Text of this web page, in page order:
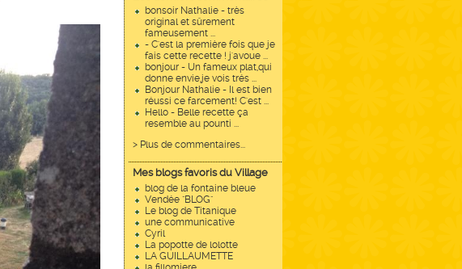
bonsoir Nathalie - très
original et sûrement
fameusement ...
- C'est la première fois que je
fais cette recette ! j'avoue ...
bonjour - Un fameux plat,qui
donne envie,je vois trés ...
Bonjour Nathalie - Il est bien
réussi ce farcement! C'est ...
Hello - Belle recette ça
resemble au pounti ...
> Plus de commentaires...
Mes blogs favoris du Village
blog de la fontaine bleue
Vendée "BLOG"
Le blog de Titanique
une communicative
Cyril
La popotte de lolotte
LA GUILLAUMETTE